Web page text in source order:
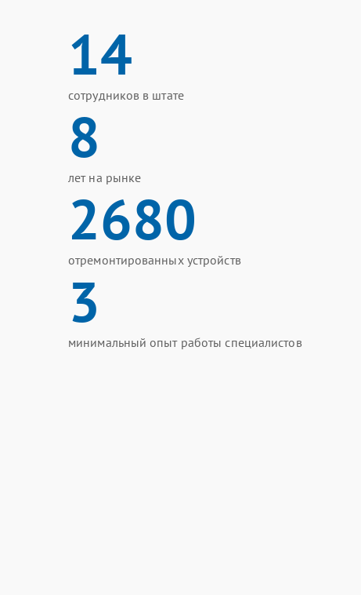
14
сотрудников в штате
8
лет на рынке
2680
отремонтированных устройств
3
минимальный опыт работы специалистов